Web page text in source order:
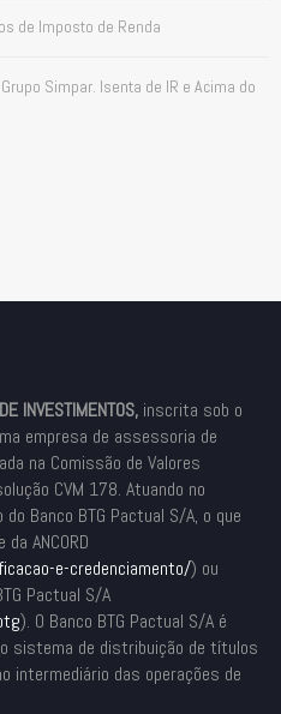
de Imposto de Renda
Simpar. Isenta de IR e Acima do
INVESTIMENTOS, inscrita sob o
empresa de assessoria de
na Comissão de Valores
CVM 178. Atuando no
Banco BTG Pactual S/A, o que
ANCORD
e-credenciamento/) ou
Pactual S/A
). O Banco BTG Pactual S/A é
sistema de distribuição de títulos
intermediário das operações de